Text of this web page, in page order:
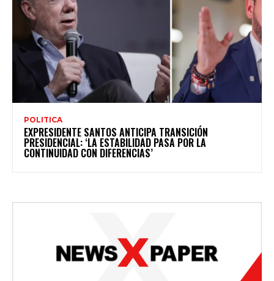
POLITICA
EXPRESIDENTE SANTOS ANTICIPA TRANSICIÓN
PRESIDENCIAL: ‘LA ESTABILIDAD PASA POR LA
CONTINUIDAD CON DIFERENCIAS’